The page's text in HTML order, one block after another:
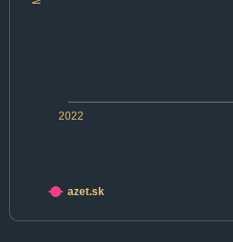
2022
azet.sk